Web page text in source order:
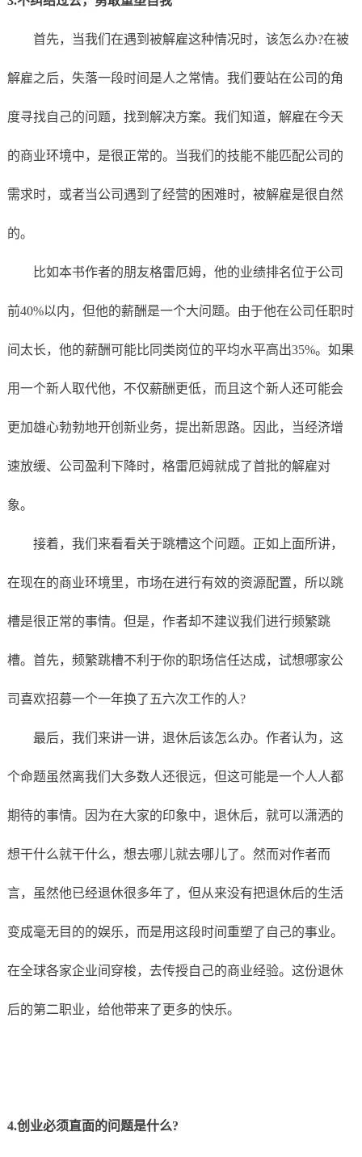
首先，当我们在遇到被解雇这种情况时，该怎么办?在被
解雇之后，失落一段时间是人之常情。我们要站在公司的角
度寻找自己的问题，找到解决方案。我们知道，解雇在今天
的商业环境中，是很正常的。当我们的技能不能匹配公司的
需求时，或者当公司遇到了经营的困难时，被解雇是很自然
的。
比如本书作者的朋友格雷厄姆，他的业绩排名位于公司
前40%以内，但他的薪酬是一个大问题。由于他在公司任职时
间太长，他的薪酬可能比同类岗位的平均水平高出35%。如果
用一个新人取代他，不仅薪酬更低，而且这个新人还可能会
更加雄心勃勃地开创新业务，提出新思路。因此，当经济增
速放缓、公司盈利下降时，格雷厄姆就成了首批的解雇对
象。
接着，我们来看看关于跳槽这个问题。正如上面所讲，
在现在的商业环境里，市场在进行有效的资源配置，所以跳
槽是很正常的事情。但是，作者却不建议我们进行频繁跳
槽。首先，频繁跳槽不利于你的职场信任达成，试想哪家公
司喜欢招募一个一年换了五六次工作的人?
最后，我们来讲一讲，退休后该怎么办。作者认为，这
个命题虽然离我们大多数人还很远，但这可能是一个人人都
期待的事情。因为在大家的印象中，退休后，就可以潇洒的
想干什么就干什么，想去哪儿就去哪儿了。然而对作者而
言，虽然他已经退休很多年了，但从来没有把退休后的生活
变成毫无目的的娱乐，而是用这段时间重塑了自己的事业。
在全球各家企业间穿梭，去传授自己的商业经验。这份退休
后的第二职业，给他带来了更多的快乐。
4.创业必须直面的问题是什么?